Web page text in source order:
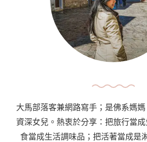
Travel
App
大馬部落客兼網路寫手；是佛系媽
資深女兒。熱衷於分享：把旅行當
食當成生活調味品；把活著當成是